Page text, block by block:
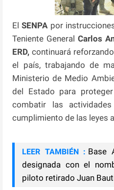
El SENPA por
Teniente GeneralCarlos
ERD,continuará
el país, trabajando de
Ministerio de Medio
del Estado para
combatir las
cumplimiento de las leyes
LEER TAMBIÉN : Base
designada con el
piloto retirado Juan